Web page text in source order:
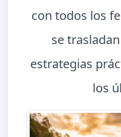
con todos los
se
estrategias
los